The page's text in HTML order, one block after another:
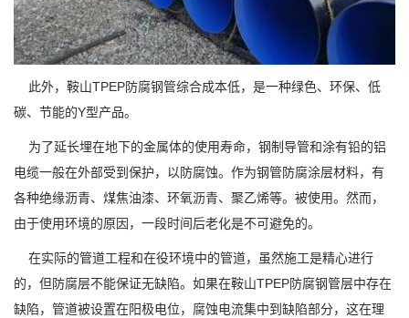
此外，鞍山TPEP防腐钢管综合成本低，是一种绿色、环保、低
碳、节能的Y型产品。
为了延长埋在地下的金属体的使用寿命，钢制导管和涂有铅的铝
电缆一般在外部受到保护，以防腐蚀。作为钢管防腐涂层材料，有
各种绝缘沥青、煤焦油漆、环氧沥青、聚乙烯等。被使用。然而，
由于使用环境的原因，一段时间后老化是不可避免的。
在实际的管道工程和在役环境中的管道，虽然施工是精心进行
的，但防腐层不能保证无缺陷。如果在鞍山TPEP防腐钢管层中存在
缺陷，管道被设置在阳极电位，腐蚀电流集中到缺陷部分，这在理